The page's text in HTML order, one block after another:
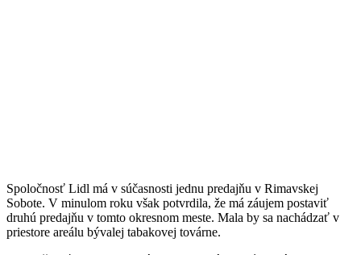
Spoločnosť Lidl má v súčasnosti jednu predajňu v Rimavskej
Sobote. V minulom roku však potvrdila, že má záujem postaviť
druhú predajňu v tomto okresnom meste. Mala by sa nachádzať v
priestore areálu bývalej tabakovej továrne.